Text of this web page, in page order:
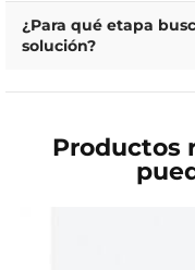
¿Para qué etapa
solución?
Productos